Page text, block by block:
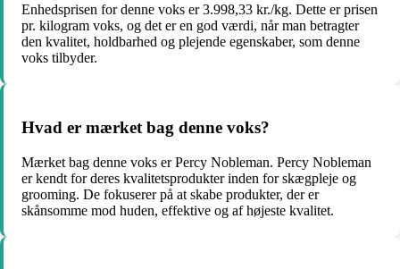
Enhedsprisen for denne voks er 3.998,33 kr./kg. Dette er prisen
pr. kilogram voks, og det er en god værdi, når man betragter
den kvalitet, holdbarhed og plejende egenskaber, som denne
voks tilbyder.
Hvad er mærket bag denne voks?
Mærket bag denne voks er Percy Nobleman. Percy Nobleman
er kendt for deres kvalitetsprodukter inden for skægpleje og
grooming. De fokuserer på at skabe produkter, der er
skånsomme mod huden, effektive og af højeste kvalitet.